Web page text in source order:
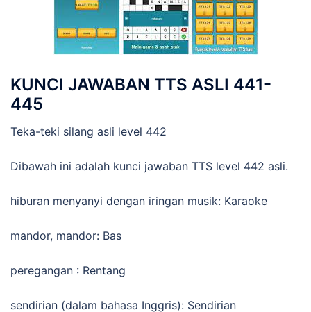
KUNCI JAWABAN TTS ASLI 441-
445
Teka-teki silang asli level 442
Dibawah ini adalah kunci jawaban TTS level 442 asli.
hiburan menyanyi dengan iringan musik: Karaoke
mandor, mandor: Bas
peregangan : Rentang
sendirian (dalam bahasa Inggris): Sendirian